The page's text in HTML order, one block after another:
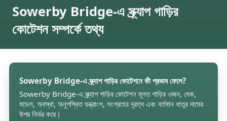
Sowerby Bridge-এ স্ক্র্যাপ গাড়ির
কোটেশন সম্পর্কে তথ্য
Sowerby Bridge-এ স্ক্র্যাপ গাড়ির কোটেশনে কী প্রভাব ফেলে?
Sowerby Bridge-এ স্ক্র্যাপ গাড়ির কোটেশন মূলত গাড়ির ওজন, মেক,
মডেল, অবস্থা, অনুপস্থিত যন্ত্রাংশ, সংগ্রহের দূরত্ব এবং বর্তমান ধাতুর দামের
উপর নির্ভর করে।